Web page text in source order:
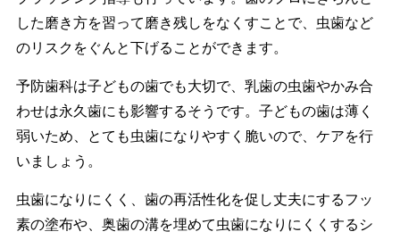
した磨き方を習って磨き残しをなくすことで、虫歯など
のリスクをぐんと下げることができます。
予防歯科は子どもの歯でも大切で、乳歯の虫歯やかみ合
わせは永久歯にも影響するそうです。子どもの歯は薄く
弱いため、とても虫歯になりやすく脆いので、ケアを行
いましょう。
虫歯になりにくく、歯の再活性化を促し丈夫にするフッ
素の塗布や、奥歯の溝を埋めて虫歯になりにくくするシ